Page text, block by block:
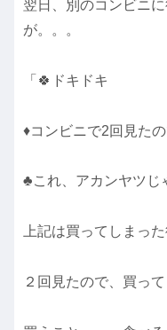
翌日、別のコンビニ
が。。。
「🍀ドキドキ
♦コンビニで2回見た
♣これ、アカンヤツじ
上記は買ってしまっ
２回見たので、買って